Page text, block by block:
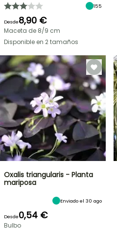
155
Desde8,90 €
Maceta de 8/9 cm
Disponible en 2 tamaños
Oxalis triangularis - Planta
mariposa
Enviado el 30 ago
Desde0,54 €
Bulbo